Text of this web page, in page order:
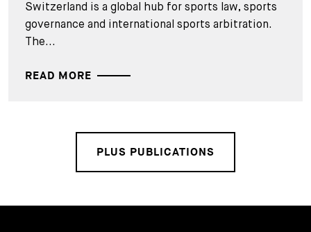
Switzerland is a global hub for sports law, sports
governance and international sports arbitration.
The...
READ MORE
PLUS PUBLICATIONS